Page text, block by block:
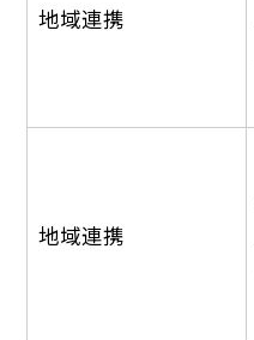
地域連携
地域連携